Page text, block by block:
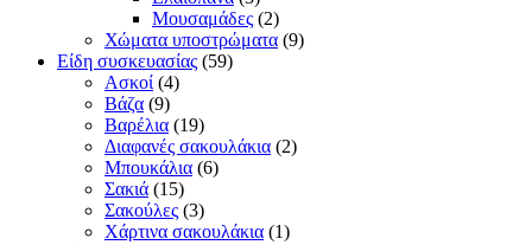
Μουσαμάδες (2)
Χώματα υποστρώματα (9)
Είδη συσκευασίας (59)
Ασκοί (4)
Βάζα (9)
Βαρέλια (19)
Διαφανές σακουλάκια (2)
Μπουκάλια (6)
Σακιά (15)
Σακούλες (3)
Χάρτινα σακουλάκια (1)